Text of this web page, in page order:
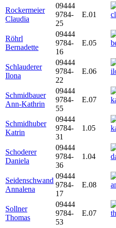
Rockermeier
Claudia
09444
9784-
25
E.01
Röhrl
Bernadette
09444
9784-
16
E.05
Schlauderer
Ilona
09444
9784-
22
E.06
Schmidbauer
Ann-Kathrin
09444
9784-
55
E.07
Schmidhuber
Katrin
09444
9784-
31
1.05
Schoderer
Daniela
09444
9784-
36
1.04
Seidenschwand
Annalena
09444
9784-
17
E.08
Sollner
Thomas
09444
9784-
53
E.07